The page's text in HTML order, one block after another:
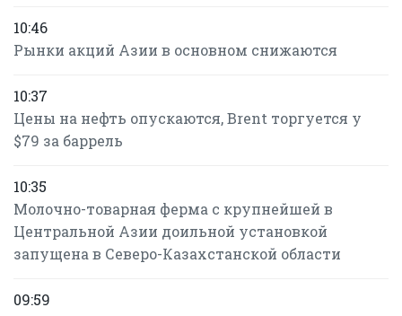
10:46
Рынки акций Азии в основном снижаются
10:37
Цены на нефть опускаются, Brent торгуется у
$79 за баррель
10:35
Молочно-товарная ферма с крупнейшей в
Центральной Азии доильной установкой
запущена в Северо-Казахстанской области
09:59